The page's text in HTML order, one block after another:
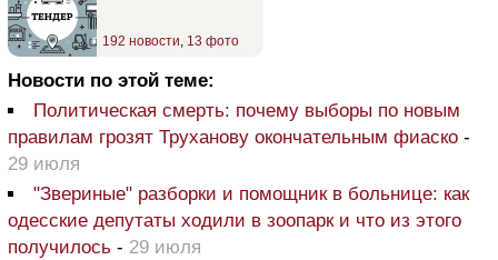
192 новости, 13 фото
Новости по этой теме:
Политическая смерть: почему выборы по новым
правилам грозят Труханову окончательным фиаско -
29 июля
"Звериные" разборки и помощник в больнице: как
одесские депутаты ходили в зоопарк и что из этого
получилось - 29 июля